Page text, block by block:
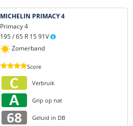
MICHELIN PRIMACY 4
Primacy 4
195 / 65 R 15 91V
Zomerband
Score
Verbruik
Grip op nat
Geluid in DB